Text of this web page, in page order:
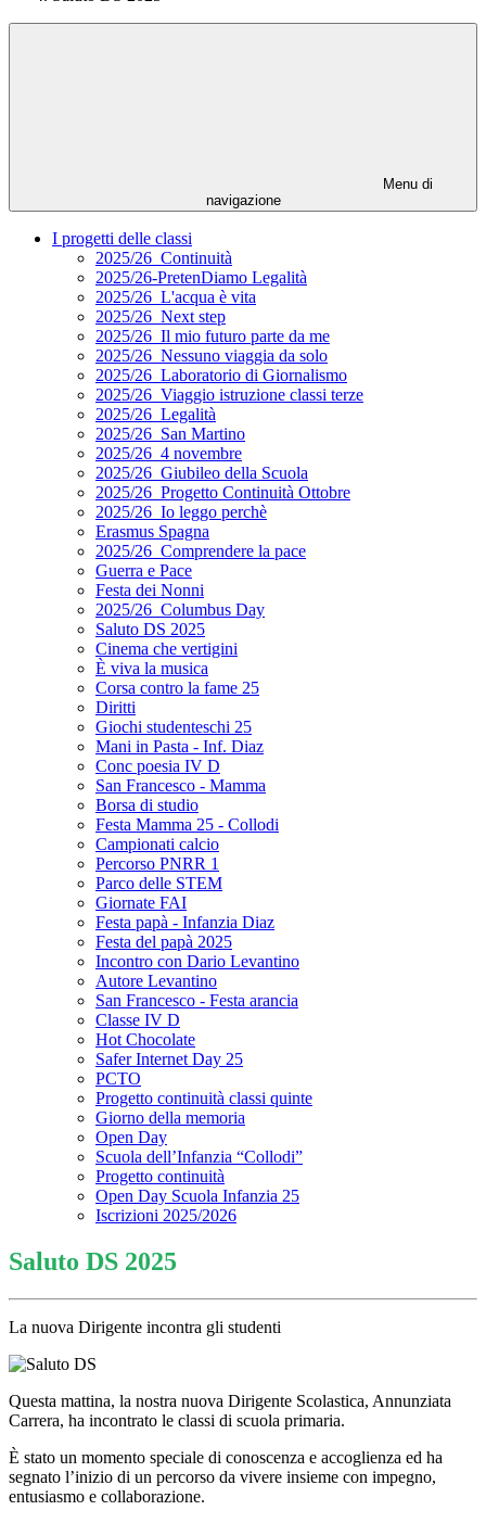
Menu di
navigazione
I progetti delle classi
2025/26_Continuità
2025/26-PretenDiamo Legalità
2025/26_L'acqua è vita
2025/26_Next step
2025/26_Il mio futuro parte da me
2025/26_Nessuno viaggia da solo
2025/26_Laboratorio di Giornalismo
2025/26_Viaggio istruzione classi terze
2025/26_Legalità
2025/26_San Martino
2025/26_4 novembre
2025/26_Giubileo della Scuola
2025/26_Progetto Continuità Ottobre
2025/26_Io leggo perchè
Erasmus Spagna
2025/26_Comprendere la pace
Guerra e Pace
Festa dei Nonni
2025/26_Columbus Day
Saluto DS 2025
Cinema che vertigini
È viva la musica
Corsa contro la fame 25
Diritti
Giochi studenteschi 25
Mani in Pasta - Inf. Diaz
Conc poesia IV D
San Francesco - Mamma
Borsa di studio
Festa Mamma 25 - Collodi
Campionati calcio
Percorso PNRR 1
Parco delle STEM
Giornate FAI
Festa papà - Infanzia Diaz
Festa del papà 2025
Incontro con Dario Levantino
Autore Levantino
San Francesco - Festa arancia
Classe IV D
Hot Chocolate
Safer Internet Day 25
PCTO
Progetto continuità classi quinte
Giorno della memoria
Open Day
Scuola dell’Infanzia “Collodi”
Progetto continuità
Open Day Scuola Infanzia 25
Iscrizioni 2025/2026
Saluto DS 2025
La nuova Dirigente incontra gli studenti
Questa mattina, la nostra nuova Dirigente Scolastica, Annunziata
Carrera, ha incontrato le classi di scuola primaria.
È stato un momento speciale di conoscenza e accoglienza ed ha
segnato l’inizio di un percorso da vivere insieme con impegno,
entusiasmo e collaborazione.